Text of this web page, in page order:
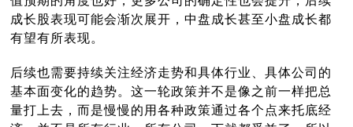
成长股表现可能会渐次展开，中盘成长甚至小盘成长都
有望有所表现。
后续也需要持续关注经济走势和具体行业、具体公司的
基本面变化的趋势。这一轮政策并不是像之前一样把总
量打上去，而是慢慢的用各种政策通过各个点来托底经